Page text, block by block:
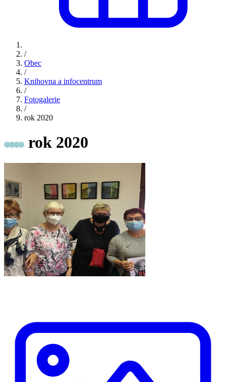
/
Obec
/
Knihovna a infocentrum
/
Fotogalerie
/
rok 2020
rok 2020